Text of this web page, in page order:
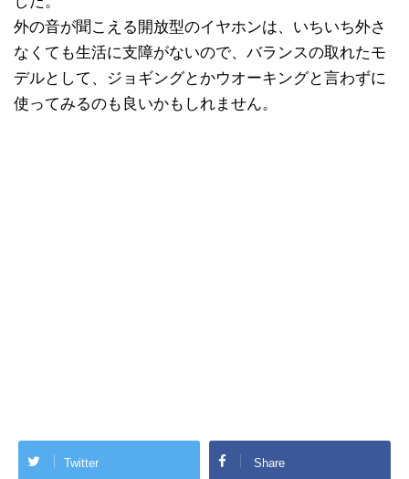
外の音が聞こえる開放型のイヤホンは、いちいち外さ
なくても生活に支障がないので、バランスの取れたモ
デルとして、ジョギングとかウオーキングと言わずに
使ってみるのも良いかもしれません。
Twitter Share